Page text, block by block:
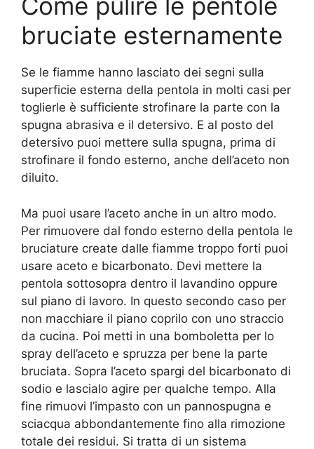
Come pulire le pentole
bruciate esternamente
Se le fiamme hanno lasciato dei segni sulla
superficie esterna della pentola in molti casi per
toglierle è sufficiente strofinare la parte con la
spugna abrasiva e il detersivo. E al posto del
detersivo puoi mettere sulla spugna, prima di
strofinare il fondo esterno, anche dell’aceto non
diluito.
Ma puoi usare l’aceto anche in un altro modo.
Per rimuovere dal fondo esterno della pentola le
bruciature create dalle fiamme troppo forti puoi
usare aceto e bicarbonato. Devi mettere la
pentola sottosopra dentro il lavandino oppure
sul piano di lavoro. In questo secondo caso per
non macchiare il piano coprilo con uno straccio
da cucina. Poi metti in una bomboletta per lo
spray dell’aceto e spruzza per bene la parte
bruciata. Sopra l’aceto spargi del bicarbonato di
sodio e lascialo agire per qualche tempo. Alla
fine rimuovi l’impasto con un pannospugna e
sciacqua abbondantemente fino alla rimozione
totale dei residui. Si tratta di un sistema